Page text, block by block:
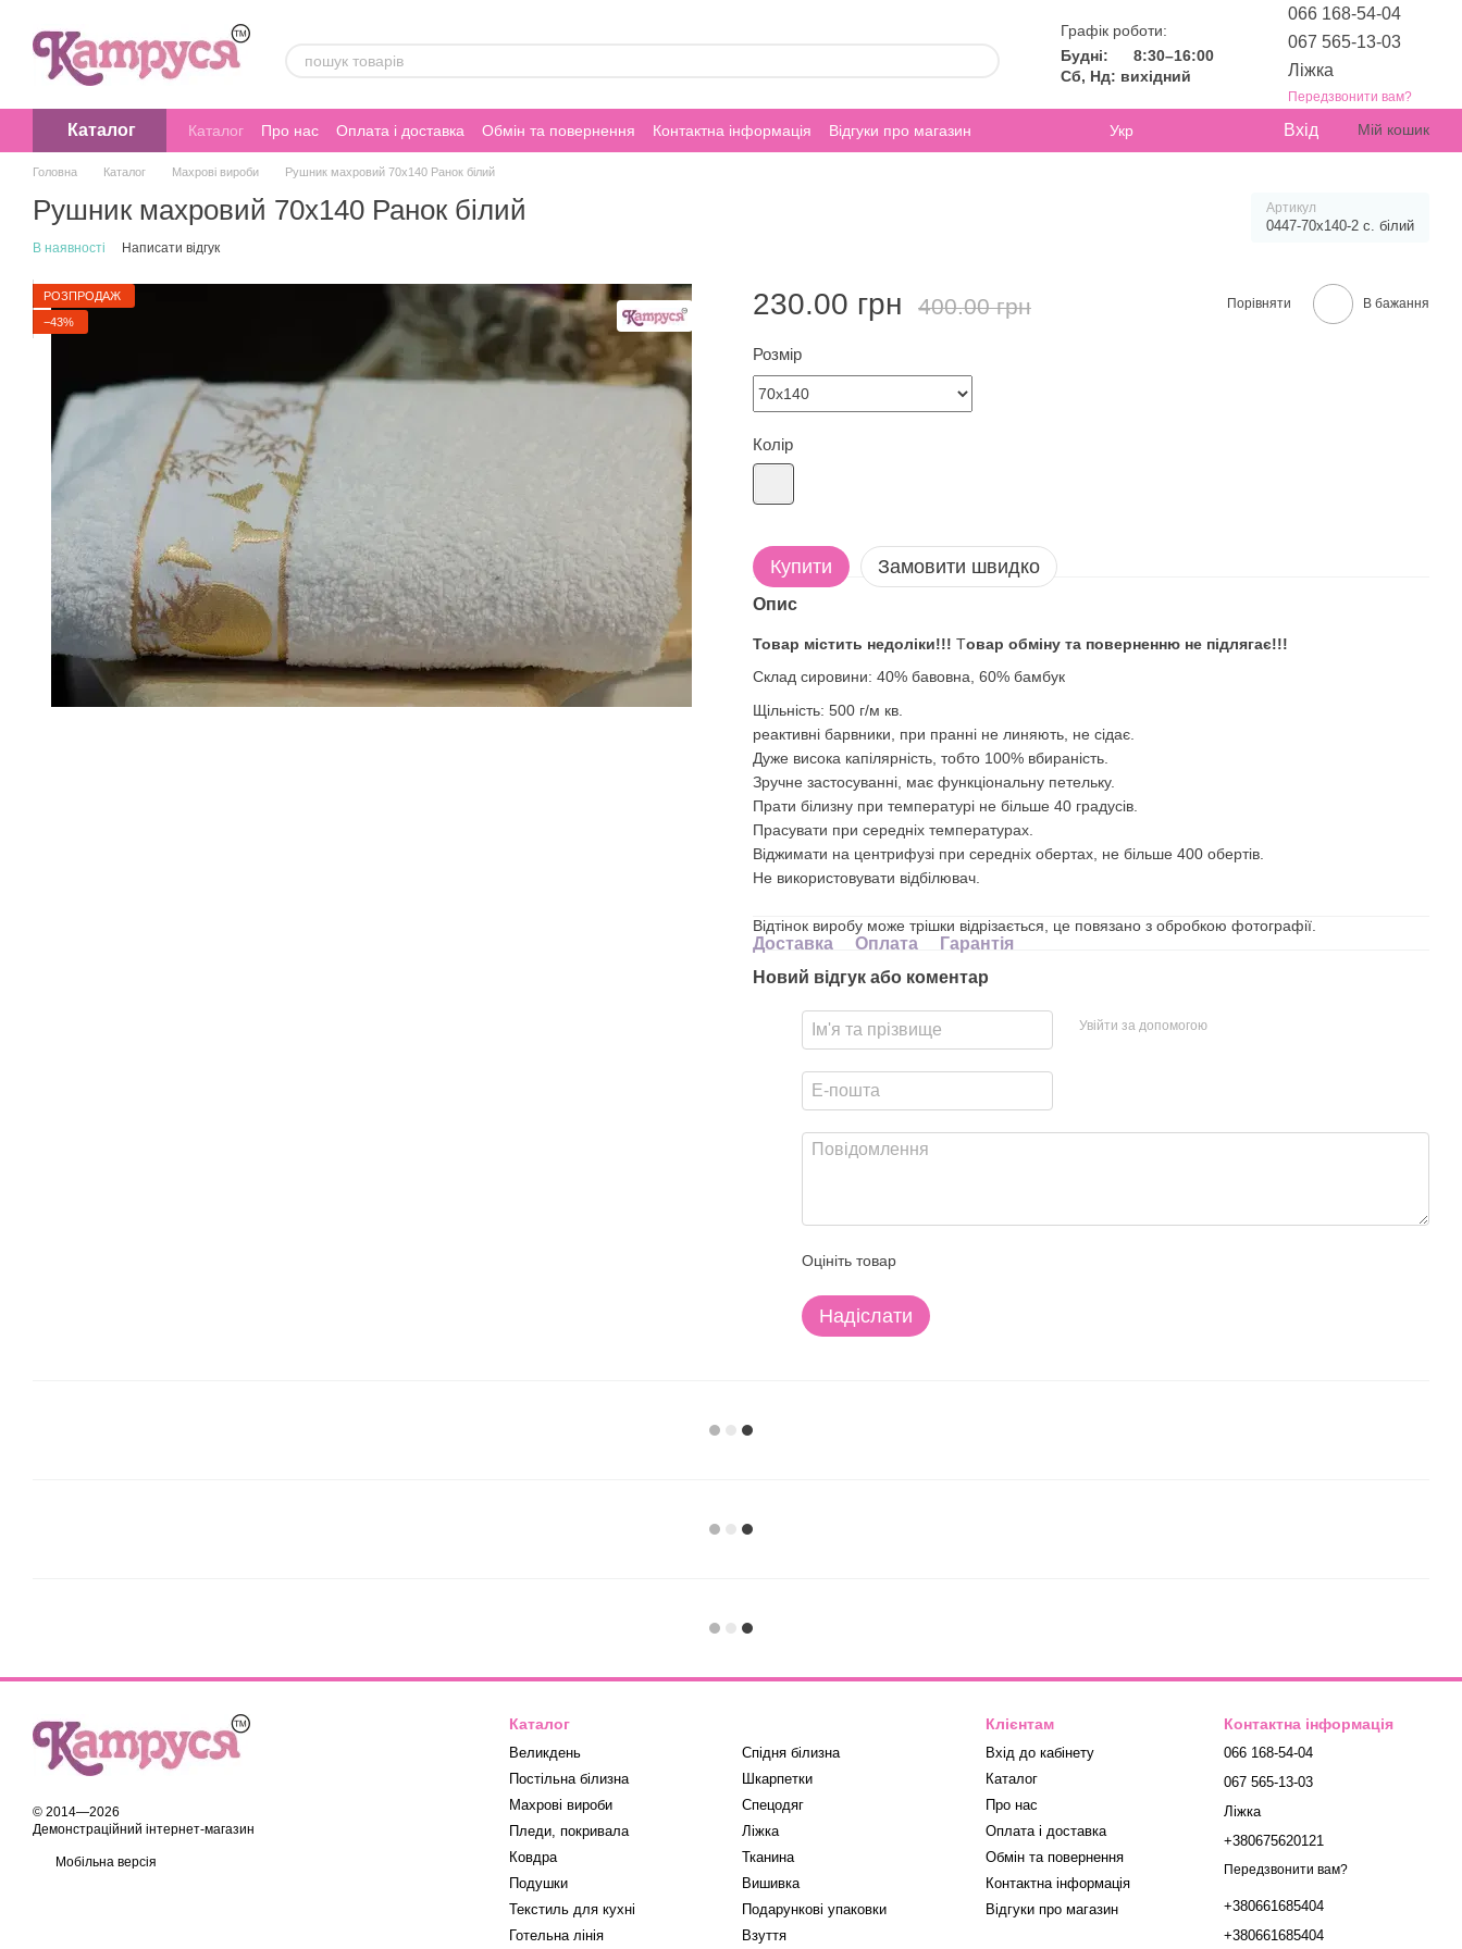
Графік роботи:
Будні:
8:30–16:00
Сб, Нд: вихідний
066 168-54-04
067 565-13-03
Ліжка
Передзвонити вам?
Каталог Каталог Про нас Оплата і доставка Обмін та повернення Контактна інформація Відгуки про магазин Укр Вхід Мій кошик
Головна Каталог Махрові вироби Рушник махровий 70х140 Ранок білий
Рушник махровий 70х140 Ранок білий Артикул
0447-70х140-2 с. білий
В наявності Написати відгук
РОЗПРОДАЖ
−43%
230.00 грн 400.00 грн Порівняти В бажання
Розмір
Колір
Купити Замовити швидко
Опис
Товар містить недоліки!!! Товар обміну та поверненню не підлягає!!!
Склад сировини: 40% бавовна, 60% бамбук
Щільність: 500 г/м кв.
реактивні барвники, при пранні не линяють, не сідає.
Дуже висока капілярність, тобто 100% вбираність.
Зручне застосуванні, має функціональну петельку.
Прати білизну при температурі не більше 40 градусів.
Прасувати при середніх температурах.
Віджимати на центрифузі при середніх обертах, не більше 400 обертів.
Не використовувати відбілювач.
Відтінок виробу може трішки відрізається, це повязано з обробкою фотографії.
Доставка Оплата
Гарантія
Новий відгук або коментар
Увійти за допомогою
Оцініть товар
Надіслати
© 2014—2026
Демонстраційний інтернет-магазин
Мобільна версія
Каталог
Великдень
Постільна білизна
Махрові вироби
Пледи, покривала
Ковдра
Подушки
Текстиль для кухні
Готельна лінія
Спідня білизна
Шкарпетки
Спецодяг
Ліжка
Тканина
Вишивка
Подарункові упаковки
Взуття
Клієнтам
Вхід до кабінету
Каталог
Про нас
Оплата і доставка
Обмін та повернення
Контактна інформація
Відгуки про магазин
Контактна інформація
066 168-54-04
067 565-13-03
Ліжка
+380675620121
Передзвонити вам?
+380661685404
+380661685404